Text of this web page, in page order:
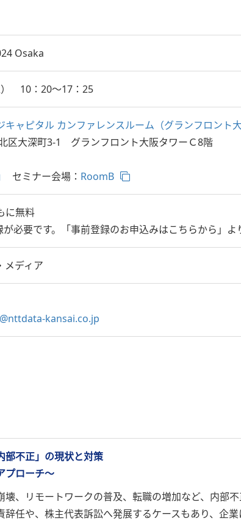
Osaka
10：20～17：25
キャピタル カンファレンスルーム（グランフロント大
区大深町3-1 グランフロント大阪タワーＣ8階
セミナー会場： RoomB
に無料
必要です。「事前登録のお申込みはこちらから」よ
メディア
kansai.co.jp
部不正」の現状と対策
プローチ～
、リモートワークの普及、転職の増加など、内部
辞任や、株主代表訴訟へ発展するケースもあり、企